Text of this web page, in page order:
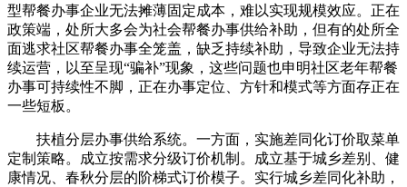
型帮餐办事企业无法摊薄固定成本，难以实现规模效应。正在
政策端，处所大多会为社会帮餐办事供给补助，但有的处所全
面逃求社区帮餐办事全笼盖，缺乏持续补助，导致企业无法持
续运营，以至呈现“骗补”现象，这些问题也申明社区老年帮餐
办事可持续性不脚，正在办事定位、方针和模式等方面存正在
一些短板。
扶植分层办事供给系统。一方面，实施差同化订价取菜单
定制策略。成立按需求分级订价机制。成立基于城乡差别、健
康情况、春秋分层的阶梯式订价模子。实行城乡差同化补助，